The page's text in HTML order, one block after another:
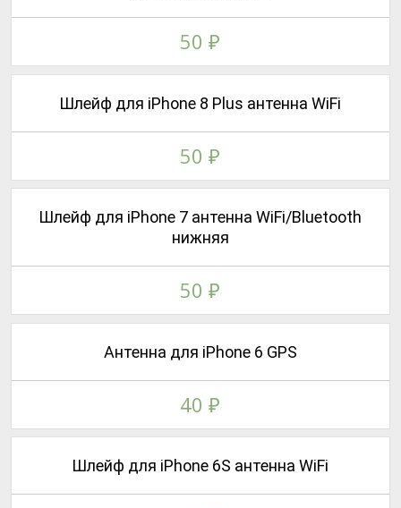
Шлейф для iPhone 6S антенна WiFi
Антенна для iPhone 6 GPS
40₽
Шлейф для iPhone 7 антенна WiFi/Bluetooth
нижняя
50₽
Шлейф для iPhone 8 Plus антенна WiFi
50₽
50₽